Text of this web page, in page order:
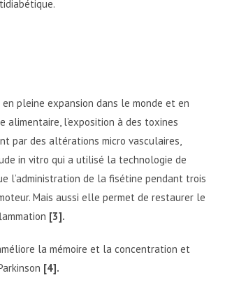
pleine expansion dans le monde et en
l’exposition à des toxines
par des altérations micro vasculaires,
in vitro qui a utilisé la technologie de
l’administration de la fisétine pendant trois
Mais aussi elle permet de restaurer le
[3].
la mémoire et la concentration et
[4].